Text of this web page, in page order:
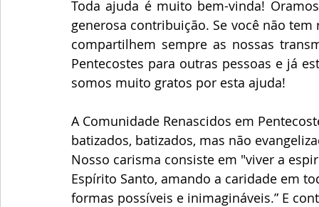
Toda ajuda é muito bem-vinda!
generosa contribuição. Se você não
compartilhem sempre as nossas
Pentecostes para outras pessoas e já
somos muito gratos por esta ajuda!
A Comunidade Renascidos em
batizados, batizados, mas não
Nosso carisma consiste em "viver a
Espírito Santo, amando a caridade em
formas possíveis e inimagináveis.” E